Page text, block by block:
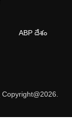
ABP దేశం
Copyright@2026.